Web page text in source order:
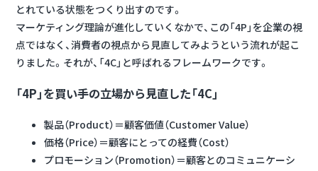
とれている状態をつくり出すのです。
マーケティング理論が進化していくなかで、この「4P」を企業の視
点ではなく、消費者の視点から見直してみようという流れが起こ
りました。それが、「4C」と呼ばれるフレームワークです。
「4P」を買い手の立場から見直した「4C」
製品（Product）＝顧客価値（Customer Value）
価格（Price）＝顧客にとっての経費（Cost）
プロモーション（Promotion）＝顧客とのコミュニケーシ